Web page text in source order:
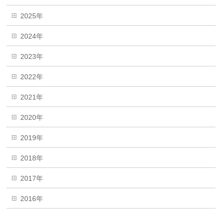
2025年
2024年
2023年
2022年
2021年
2020年
2019年
2018年
2017年
2016年